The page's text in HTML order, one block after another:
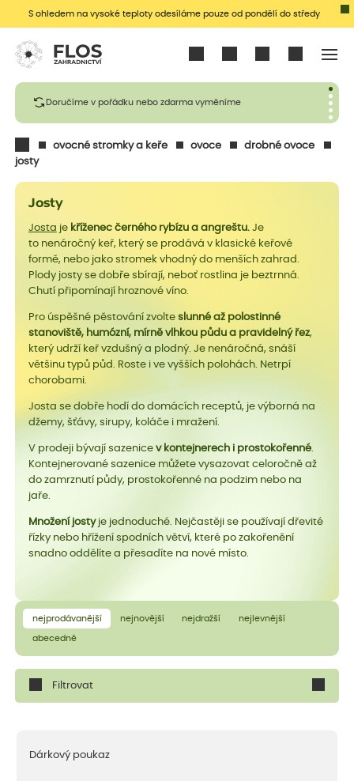
S ohledem na vysoké teploty odesíláme pouze od pondělí do středy
Doručíme v pořádku nebo zdarma vyměníme
ovocné stromky a keře ovoce
drobné ovoce
josty
Josty
Josta je kříženec černého rybízu a angreštu. Je
to nenáročný keř, který se prodává v klasické keřové
formě, nebo jako stromek vhodný do menších zahrad.
Plody josty se dobře sbírají, neboť rostlina je beztrnná.
Chutí připomínají hroznové víno.
Pro úspěšné pěstování zvolte slunné až polostinné
stanoviště, humózní, mírně vlhkou půdu a pravidelný řez,
který udrží keř vzdušný a plodný. Je nenáročná, snáší
většinu typů půd. Roste i ve vyšších polohách. Netrpí
chorobami.
Josta se dobře hodí do domácích receptů, je výborná na
džemy, šťávy, sirupy, koláče i mražení.
V prodeji bývají sazenice v kontejnerech i prostokořenné.
Kontejnerované sazenice můžete vysazovat celoročně až
do zamrznutí půdy, prostokořenné na podzim nebo na
jaře.
Množení jostyje jednoduché. Nejčastěji se používají dřevité
řízky nebo hřížení spodních větví, které po zakořenění
snadno oddělíte a přesadíte na nové místo.
nejprodávanější nejnovější nejdražší nejlevnější
abecedně
Filtrovat
Dárkový poukaz